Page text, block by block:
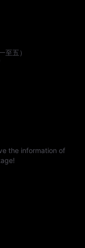
至五）
the information of